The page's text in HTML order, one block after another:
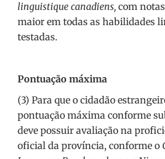
linguistique canadiens, com
maior em todas as habilidades
testadas.
Pontuação máxima
(3) Para que o cidadão
pontuação máxima conforme
deve possuir avaliação na
oficial da província, conforme o